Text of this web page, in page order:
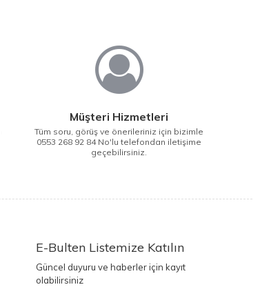
Müşteri Hizmetleri
Tüm soru, görüş ve önerileriniz için bizimle
0553 268 92 84 No'lu telefondan iletişime
geçebilirsiniz.
E-Bulten Listemize Katılın
Güncel duyuru ve haberler için kayıt
olabilirsiniz